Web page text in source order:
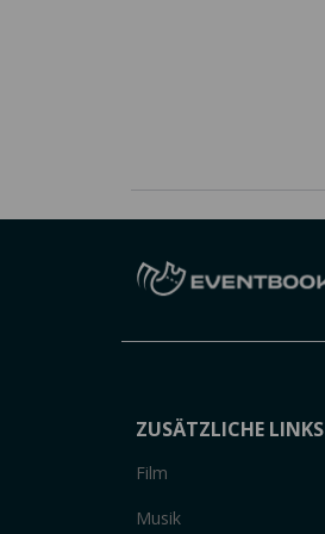
ZUSÄTZLICHE LINKS
Film
Musik